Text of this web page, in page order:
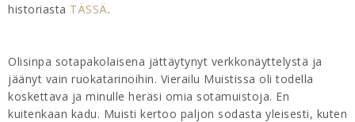
historiasta TÄSSÄ.
Olisinpa sotapakolaisena jättäytynyt verkkonäyttelystä ja
jäänyt vain ruokatarinoihin. Vierailu Muistissa oli todella
koskettava ja minulle heräsi omia sotamuistoja. En
kuitenkaan kadu. Muisti kertoo paljon sodasta yleisesti, kuten